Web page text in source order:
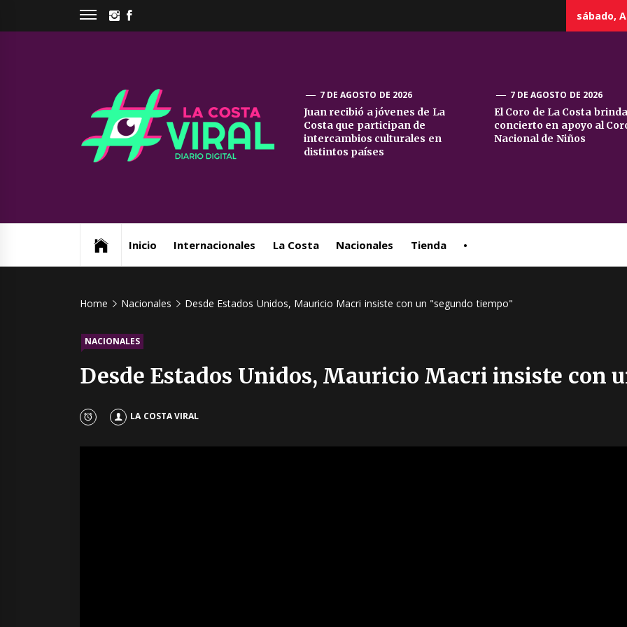
INSTAGRAM
sábado,
La
Costa
7 DE AGOSTO DE 2026
Juan recibió a jóvenes de La
Costa que participan de
intercambios culturales en
distintos países
7 DE AGOSTO DE 2026
El Coro de La Costa
concierto en apoyo al
Nacional de Niños
Inicio Internacionales La Costa Nacionales Tienda •
Home Nacionales Desde Estados Unidos, Mauricio Macri insiste con un "segundo tiempo"
NACIONALES
Desde Estados Unidos, Mauricio Macri insiste con
LA COSTA VIRAL